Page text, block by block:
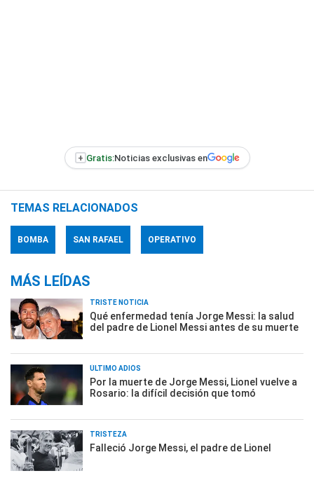
+ Gratis:Noticias exclusivas en
TEMAS RELACIONADOS
BOMBA SAN RAFAEL OPERATIVO
MÁS LEÍDAS
TRISTE NOTICIA
Qué enfermedad tenía Jorge Messi: la salud
del padre de Lionel Messi antes de su muerte
ÚLTIMO ADIÓS
Por la muerte de Jorge Messi, Lionel vuelve a
Rosario: la difícil decisión que tomó
TRISTEZA
Falleció Jorge Messi, el padre de Lionel